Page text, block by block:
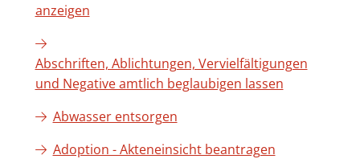
anzeigen
Abschriften, Ablichtungen, Vervielfältigungen
und Negative amtlich beglaubigen lassen
Abwasser entsorgen
Adoption - Akteneinsicht beantragen